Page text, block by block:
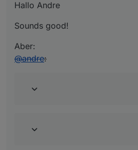
Hallo Andre
Sounds good!
Aber:
@andre: